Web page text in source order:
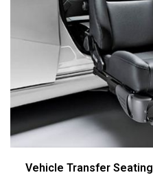
Vehicle Transfer Seating